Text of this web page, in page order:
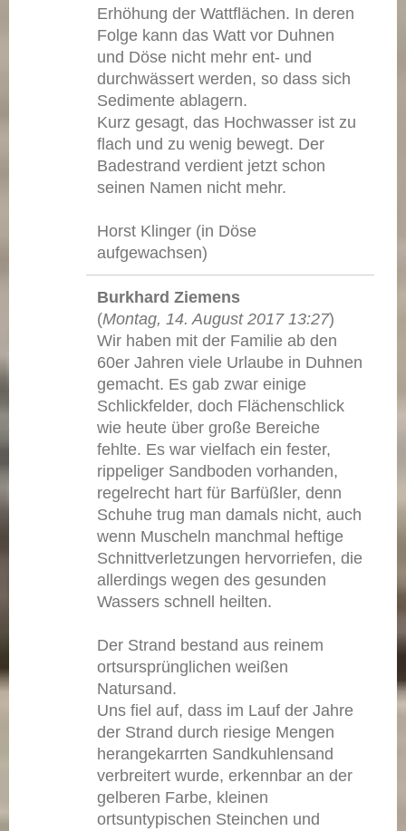
Erhöhung der Wattflächen. In deren
Folge kann das Watt vor Duhnen
und Döse nicht mehr ent- und
durchwässert werden, so dass sich
Sedimente ablagern.
Kurz gesagt, das Hochwasser ist zu
flach und zu wenig bewegt. Der
Badestrand verdient jetzt schon
seinen Namen nicht mehr.
Horst Klinger (in Döse
aufgewachsen)
Burkhard Ziemens
(Montag, 14. August 2017 13:27)
Wir haben mit der Familie ab den
60er Jahren viele Urlaube in Duhnen
gemacht. Es gab zwar einige
Schlickfelder, doch Flächenschlick
wie heute über große Bereiche
fehlte. Es war vielfach ein fester,
rippeliger Sandboden vorhanden,
regelrecht hart für Barfüßler, denn
Schuhe trug man damals nicht, auch
wenn Muscheln manchmal heftige
Schnittverletzungen hervorriefen, die
allerdings wegen des gesunden
Wassers schnell heilten.
Der Strand bestand aus reinem
ortsursprünglichen weißen
Natursand.
Uns fiel auf, dass im Lauf der Jahre
der Strand durch riesige Mengen
herangekarrten Sandkuhlensand
verbreitert wurde, erkennbar an der
gelberen Farbe, kleinen
ortsuntypischen Steinchen und